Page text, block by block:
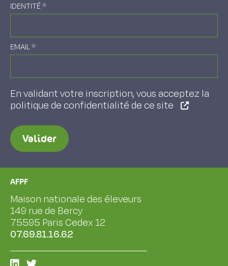
IDENTITÉ*
EMAIL*
En validant votre inscription, vous acceptez la
politique de confidentialité de ce site
Valider
AFPF
Maison nationale des éleveurs
149 rue de Bercy
75595 Paris Cedex 12
07.69.81.16.62